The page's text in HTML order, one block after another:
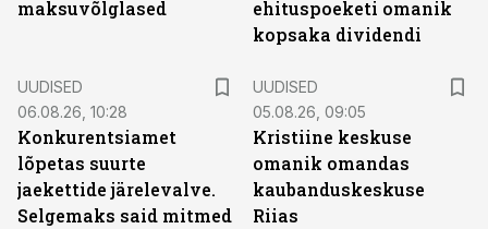
maksuvõlglased
ehituspoeketi omanik
kopsaka dividendi
UUDISED
06.08.26, 10:28
Konkurentsiamet
lõpetas suurte
jaekettide järelevalve.
Selgemaks said mitmed
UUDISED
05.08.26, 09:05
Kristiine keskuse
omanik omandas
kaubanduskeskuse
Riias